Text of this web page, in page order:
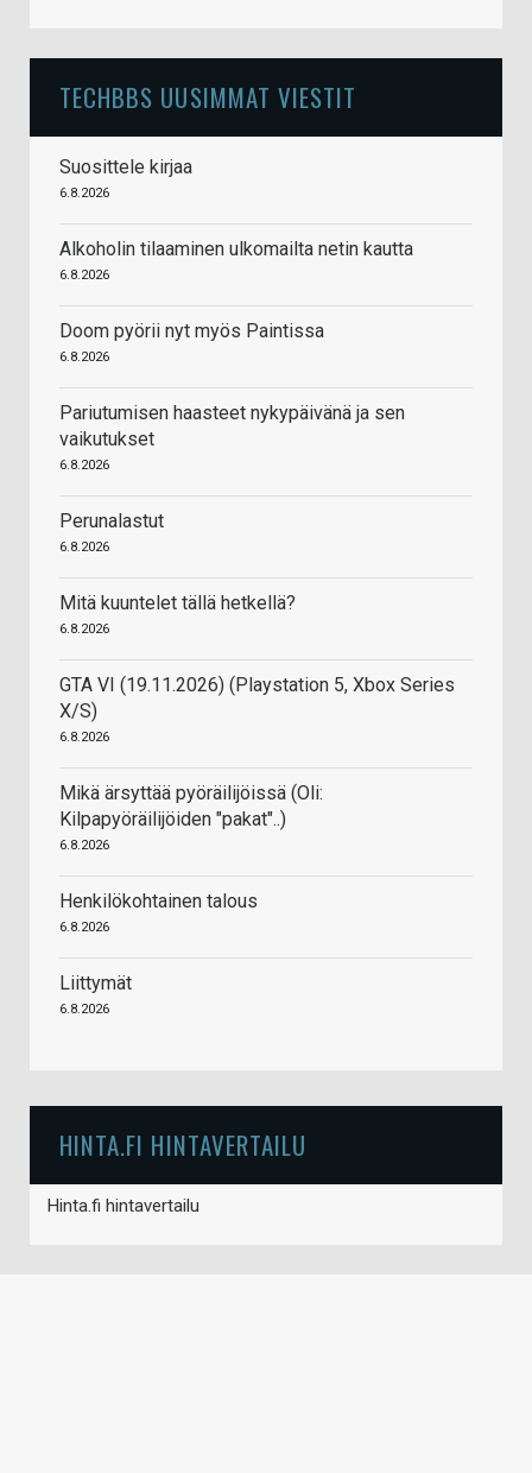
TECHBBS UUSIMMAT VIESTIT
Suosittele kirjaa
6.8.2026
Alkoholin tilaaminen ulkomailta netin kautta
6.8.2026
Doom pyörii nyt myös Paintissa
6.8.2026
Pariutumisen haasteet nykypäivänä ja sen
vaikutukset
6.8.2026
Perunalastut
6.8.2026
Mitä kuuntelet tällä hetkellä?
6.8.2026
GTA VI (19.11.2026) (Playstation 5, Xbox Series
X/S)
6.8.2026
Mikä ärsyttää pyöräilijöissä (Oli:
Kilpapyöräilijöiden "pakat"..)
6.8.2026
Henkilökohtainen talous
6.8.2026
Liittymät
6.8.2026
HINTA.FI HINTAVERTAILU
Hinta.fi hintavertailu